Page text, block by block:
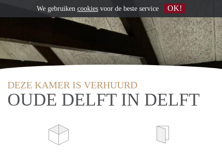
DEZE KAMER IS VERHUURD
OUDE DELFT IN DELFT
We gebruiken cookies voor de beste service OK!